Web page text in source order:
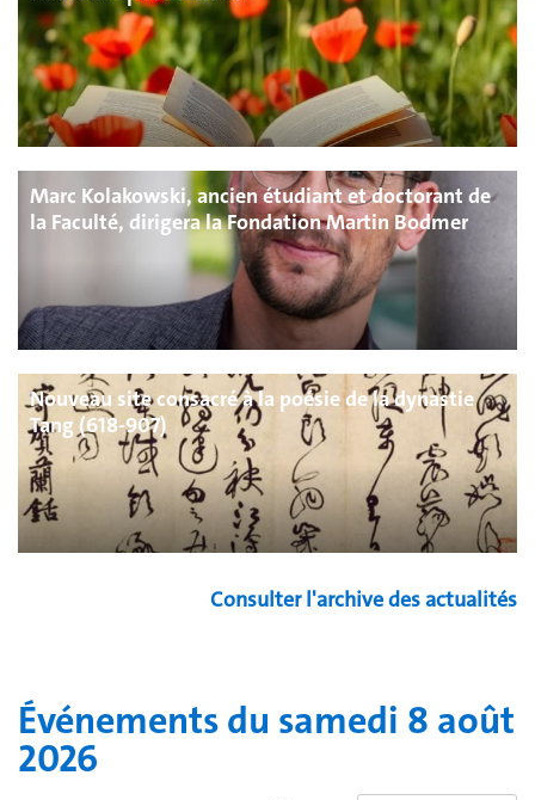
Marc Kolakowski, ancien étudiant et doctorant de
la Faculté, dirigera la Fondation Martin Bodmer
Nouveau site consacré à la poésie de la dynastie
Tang (618-907)
Consulter l'archive des actualités
Événements du samedi 8 août
2026